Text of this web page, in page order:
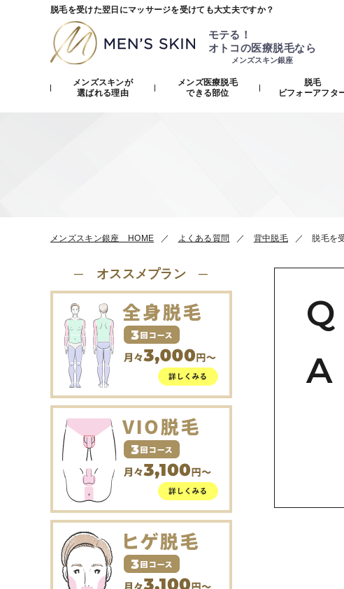
脱毛を受けた翌日にマッサージを受けても大丈夫ですか？
モテる！
オトコの医療脱毛なら
メンズスキン銀座
メンズスキンが
選ばれる理由
メンズ医療脱毛
できる部位
脱毛
ビフォーアフタ
メンズスキン銀座 HOME よくある質問 背中脱毛 脱毛を
─ オススメプラン ─